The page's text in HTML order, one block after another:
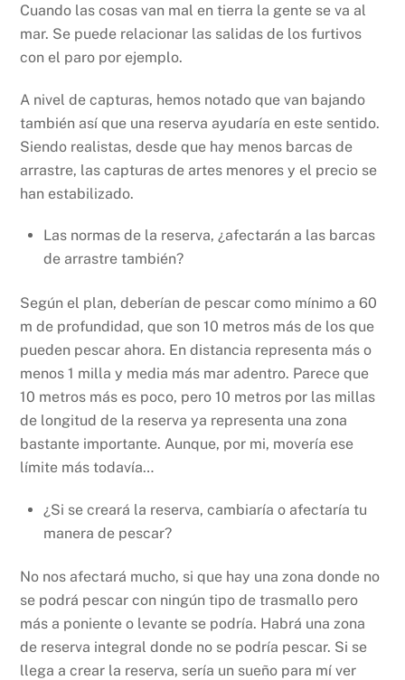
Cuando las cosas van mal en tierra la gente se va al
mar. Se puede relacionar las salidas de los furtivos
con el paro por ejemplo.
A nivel de capturas, hemos notado que van bajando
también así que una reserva ayudaría en este sentido.
Siendo realistas, desde que hay menos barcas de
arrastre, las capturas de artes menores y el precio se
han estabilizado.
Las normas de la reserva, ¿afectarán a las barcas
de arrastre también?
Según el plan, deberían de pescar como mínimo a 60
m de profundidad, que son 10 metros más de los que
pueden pescar ahora. En distancia representa más o
menos 1 milla y media más mar adentro. Parece que
10 metros más es poco, pero 10 metros por las millas
de longitud de la reserva ya representa una zona
bastante importante. Aunque, por mi, movería ese
límite más todavía…
¿Si se creará la reserva, cambiaría o afectaría tu
manera de pescar?
No nos afectará mucho, si que hay una zona donde no
se podrá pescar con ningún tipo de trasmallo pero
más a poniente o levante se podría. Habrá una zona
de reserva integral donde no se podría pescar. Si se
llega a crear la reserva, sería un sueño para mí ver